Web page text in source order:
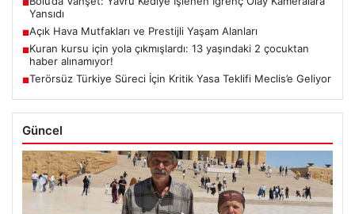
■
Yansıdı
■Açık Hava Mutfakları ve Prestijli Yaşam Alanları
■Kuran kursu için yola çıkmışlardı: 13 yaşındaki 2 çocuktan
haber alınamıyor!
■Terörsüz Türkiye Süreci İçin Kritik Yasa Teklifi Meclis’e Geliyor
Güncel